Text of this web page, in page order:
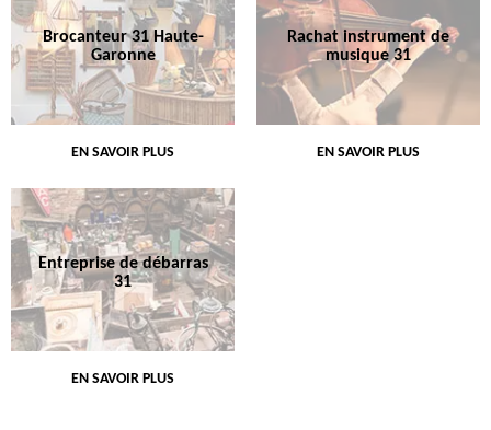
Brocanteur 31 Haute-
Garonne
EN SAVOIR PLUS
Rachat instrument de
musique 31
EN SAVOIR PLUS
Entreprise de débarras
31
EN SAVOIR PLUS